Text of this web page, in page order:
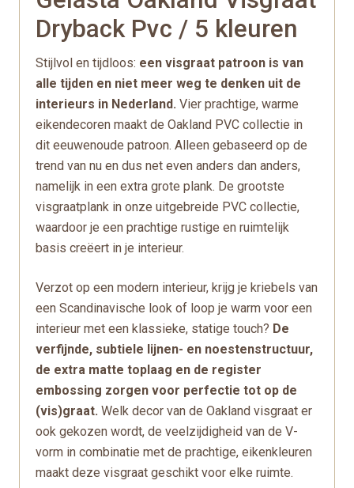
Dryback Pvc / 5 kleuren
Stijlvol en tijdloos: een visgraat patroon is van
alle tijden en niet meer weg te denken uit de
interieurs in Nederland. Vier prachtige, warme
eikendecoren maakt de Oakland PVC collectie in
dit eeuwenoude patroon. Alleen gebaseerd op de
trend van nu en dus net even anders dan anders,
namelijk in een extra grote plank. De grootste
visgraatplank in onze uitgebreide PVC collectie,
waardoor je een prachtige rustige en ruimtelijk
basis creëert in je interieur.
Verzot op een modern interieur, krijg je kriebels van
een Scandinavische look of loop je warm voor een
interieur met een klassieke, statige touch? De
verfijnde, subtiele lijnen- en noestenstructuur,
de extra matte toplaag en de register
embossing zorgen voor perfectie tot op de
(vis)graat. Welk decor van de Oakland visgraat er
ook gekozen wordt, de veelzijdigheid van de V-
vorm in combinatie met de prachtige, eikenkleuren
maakt deze visgraat geschikt voor elke ruimte.